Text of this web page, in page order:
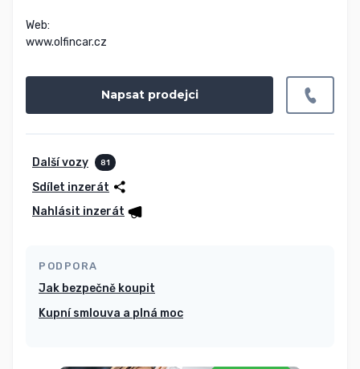
Web:
www.olfincar.cz
Napsat prodejci
Další vozy 81
Sdílet inzerát
Nahlásit inzerát
PODPORA
Jak bezpečně koupit
Kupní smlouva a plná moc